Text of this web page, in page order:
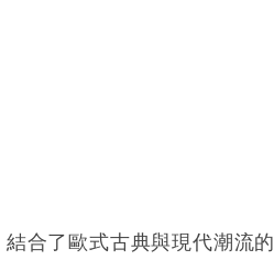
合了歐式古典與現代潮流的